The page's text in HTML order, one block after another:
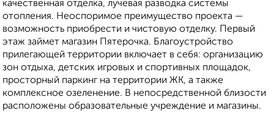
качественная отделка, лучевая разводка системы
отопления. Неоспоримое преимущество проекта —
возможность приобрести и чистовую отделку. Первый
этаж займет магазин Пятерочка. Благоустройство
прилегающей территории включает в себя: организацию
зон отдыха, детских игровых и спортивных площадок,
просторный паркинг на территории ЖК, а также
комплексное озеленение. В непосредственной близости
расположены образовательные учреждение и магазины.